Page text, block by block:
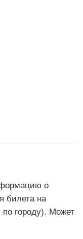
о
билета на
по городу). Может